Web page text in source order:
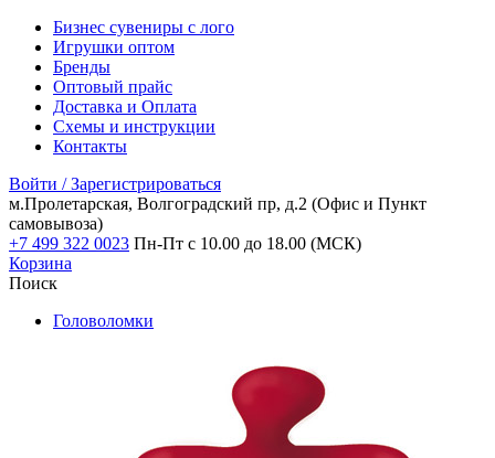
Бизнес сувениры с лого
Игрушки оптом
Бренды
Оптовый прайс
Доставка и Оплата
Схемы и инструкции
Контакты
Войти / Зарегистрироваться
м.Пролетарская, Волгоградский пр, д.2 (Офис и Пункт
самовывоза)
+7 499 322 0023 Пн-Пт с 10.00 до 18.00 (МСК)
Корзина
Поиск
Головоломки